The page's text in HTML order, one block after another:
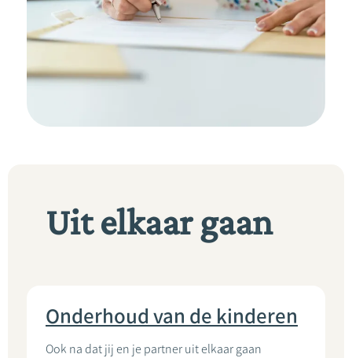
Uit elkaar gaan
Onderhoud van de kinderen
Ook na dat jij en je partner uit elkaar gaan